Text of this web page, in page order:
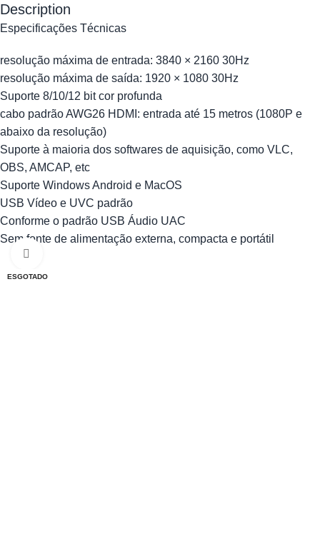
Description
Especificações Técnicas
resolução máxima de entrada: 3840 × 2160 30Hz
resolução máxima de saída: 1920 × 1080 30Hz
Suporte 8/10/12 bit cor profunda
cabo padrão AWG26 HDMI: entrada até 15 metros (1080P e
abaixo da resolução)
Suporte à maioria dos softwares de aquisição, como VLC,
OBS, AMCAP, etc
Suporte Windows Android e MacOS
USB Vídeo e UVC padrão
Conforme o padrão USB Áudio UAC
Sem fonte de alimentação externa, compacta e portátil
ESGOTADO